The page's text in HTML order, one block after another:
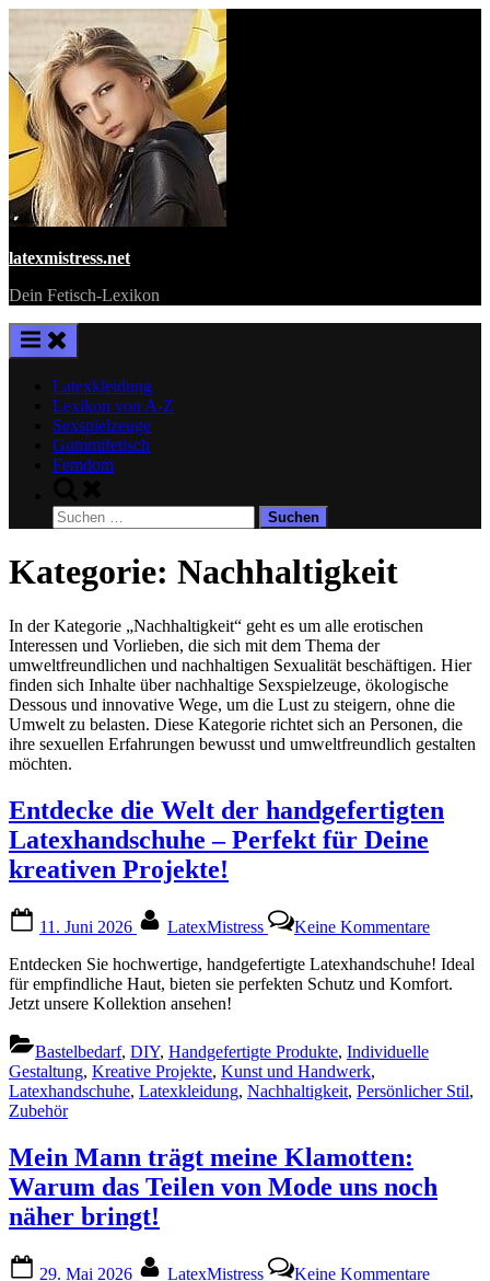
content
latexmistress.net
Dein Fetisch-Lexikon
Latexkleidung
Lexikon von A-Z
Sexspielzeuge
Gummifetisch
Femdom
search
form
Suchen
nach:
Kategorie: Nachhaltigkeit
In der Kategorie „Nachhaltigkeit“ geht es um alle erotischen
Interessen und Vorlieben, die sich mit dem Thema der
umweltfreundlichen und nachhaltigen Sexualität beschäftigen. Hier
finden sich Inhalte über nachhaltige Sexspielzeuge, ökologische
Dessous und innovative Wege, um die Lust zu steigern, ohne die
Umwelt zu belasten. Diese Kategorie richtet sich an Personen, die
ihre sexuellen Erfahrungen bewusst und umweltfreundlich gestalten
möchten.
Entdecke die Welt der handgefertigten
Latexhandschuhe – Perfekt für Deine
kreativen Projekte!
on
11. Juni 2026 LatexMistress Keine Kommentare
die
Welt
der
für
Entdecken Sie hochwertige, handgefertigte Latexhandschuhe! Ideal
für empfindliche Haut, bieten sie perfekten Schutz und Komfort.
Jetzt unsere Kollektion ansehen!
Bastelbedarf, DIY, Handgefertigte Produkte, Individuelle
Gestaltung, Kreative Projekte, Kunst und Handwerk,
Latexhandschuhe, Latexkleidung, Nachhaltigkeit, Persönlicher Stil,
Zubehör
Mein Mann trägt meine Klamotten:
Warum das Teilen von Mode uns noch
näher bringt!
29. Mai 2026 LatexMistress Keine Kommentare